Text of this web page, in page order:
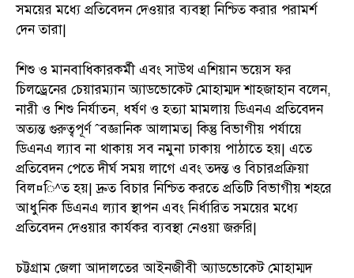
সময়ের মধ্যে প্রতিবেদন দেওয়ার ব্যবস্থা নিশ্চিত করার পরামর্শ
দেন তারা|
শিশু ও মানবাধিকারকর্মী এবং সাউথ এশিয়ান ভয়েস ফর
চিলড্রেনের চেয়ারম্যান অ্যাডভোকেট মোহাম্মদ শাহজাহান বলেন,
নারী ও শিশু নির্যাতন, ধর্ষণ ও হত্যা মামলায় ডিএনএ প্রতিবেদন
অত্যন্ত গুরুত্বপূর্ণ ˆবজ্ঞানিক আলামত| কিন্তু বিভাগীয় পর্যায়ে
ডিএনএ ল্যাব না থাকায় সব নমুনা ঢাকায় পাঠাতে হয়| এতে
প্রতিবেদন পেতে দীর্ঘ সময় লাগে এবং তদন্ত ও বিচারপ্রক্রিয়া
বিল¤ি^ত হয়| দ্রুত বিচার নিশ্চিত করতে প্রতিটি বিভাগীয় শহরে
আধুনিক ডিএনএ ল্যাব স্থাপন এবং নির্ধারিত সময়ের মধ্যে
প্রতিবেদন দেওয়ার কার্যকর ব্যবস্থা নেওয়া জরুরি|
চট্টগ্রাম জেলা আদালতের আইনজীবী অ্যাডভোকেট মোহাম্মদ